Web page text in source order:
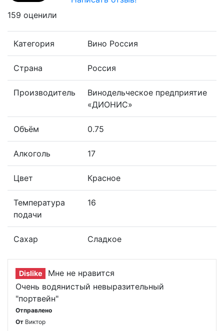
159 оценили
Категория Вино Россия
Страна Россия
Производитель
Винодельческое предприятие
«ДИОНИС»
Объём 0.75
Алкоголь 17
Цвет Красное
Температура
подачи
16
Сахар Сладкое
Dislike
Мне не нравится
Очень водянистый невыразительный
"портвейн"
Отправлено
От Виктор